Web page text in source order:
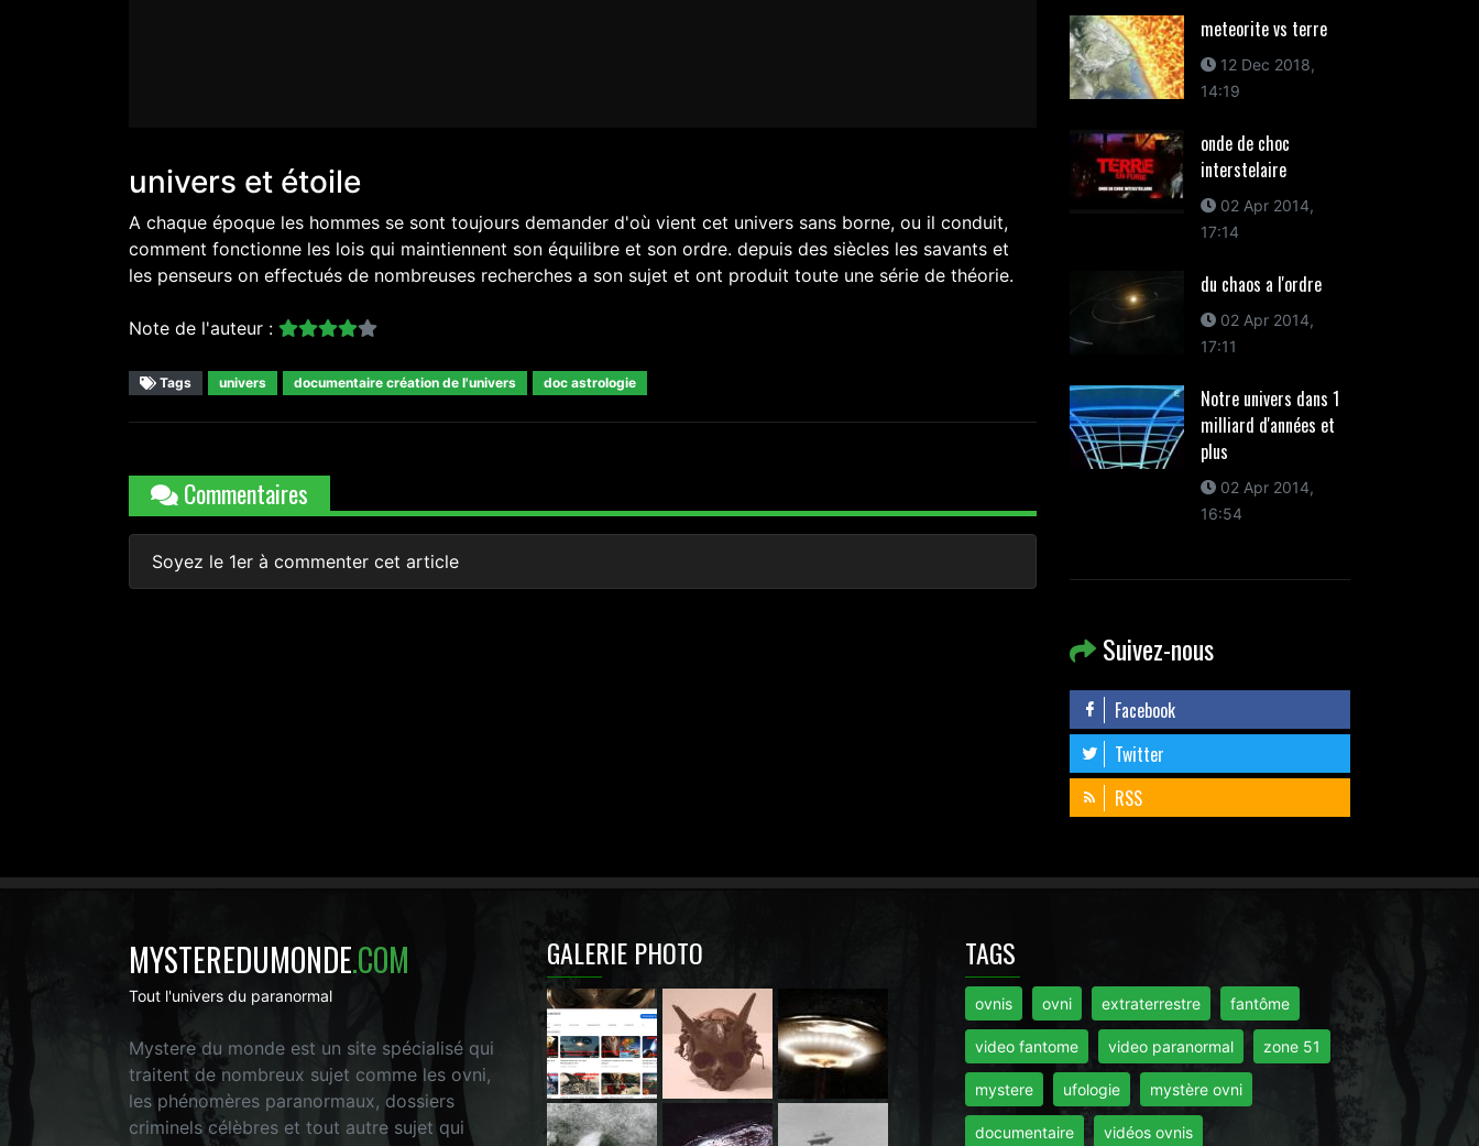
univers et étoile
A chaque époque les hommes se sont toujours demander d'où vient cet univers sans borne, ou il conduit,
comment fonctionne les lois qui maintiennent son équilibre et son ordre. depuis des siècles les savants et
les penseurs on effectués de nombreuses recherches a son sujet et ont produit toute une série de théorie.
Note de l'auteur :
Tags univers documentaire création de l'univers doc astrologie
Commentaires
Soyez le 1er à commenter cet article
meteorite vs terre
12 Dec 2018,
14:19
onde de choc
interstelaire
02 Apr 2014,
17:14
du chaos a l'ordre
02 Apr 2014,
17:11
Notre univers dans 1
milliard d'années et
plus
02 Apr 2014,
16:54
Suivez-nous
Facebook
Twitter
RSS
MYSTEREDUMONDE.COM
Tout l'univers du paranormal
Mystere du monde est un site spécialisé qui
traitent de nombreux sujet comme les ovni,
les phénomères paranormaux, dossiers
criminels célèbres et tout autre sujet qui
GALERIE PHOTO TAGS
ovnis ovni extraterrestre fantôme
video fantome video paranormal zone 51
mystere ufologie mystère ovni
documentaire vidéos ovnis